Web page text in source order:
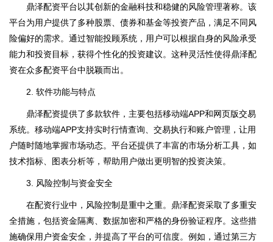
鼎泽配资平台以其创新的金融科技和稳健的风险管理著称。该
平台为用户提供了多种股票、债券和基金等投资产品，满足不同风
险偏好的需求。通过智能投顾系统，用户可以根据自身的风险承受
能力和投资目标，获得个性化的投资建议。这种灵活性使得鼎泽配
资在众多配资平台中脱颖而出。
2. 软件功能与特点
鼎泽配资提供了多款软件，主要包括移动端APP和网页版交易
系统。移动端APP支持实时行情查询、交易执行和账户管理，让用
户随时随地掌握市场动态。平台还提供了丰富的市场分析工具，如
技术指标、图表分析等，帮助用户做出更明智的投资决策。
3. 风险控制与资金安全
在配资行业中，风险控制是重中之重。鼎泽配资采取了多重安
全措施，包括资金隔离、数据加密和严格的身份验证程序。这些措
施确保用户资金安全，并提高了平台的可信度。例如，通过第三方